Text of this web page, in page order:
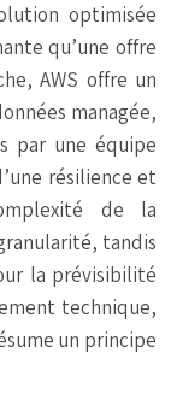
optimisée
qu’une offre
AWS offre un
managée,
par une équipe
résilience et
de la
tandis
la prévisibilité
technique,
un principe